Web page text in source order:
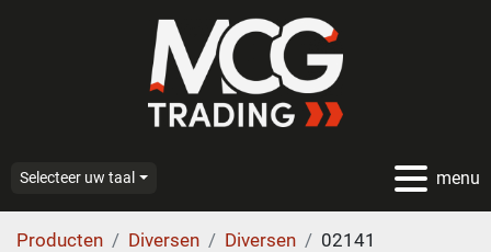
menu
Selecteer uw taal
Producten Diversen Diversen 02141